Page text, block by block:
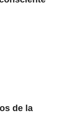
de la